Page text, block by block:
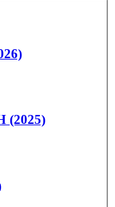
(2025)